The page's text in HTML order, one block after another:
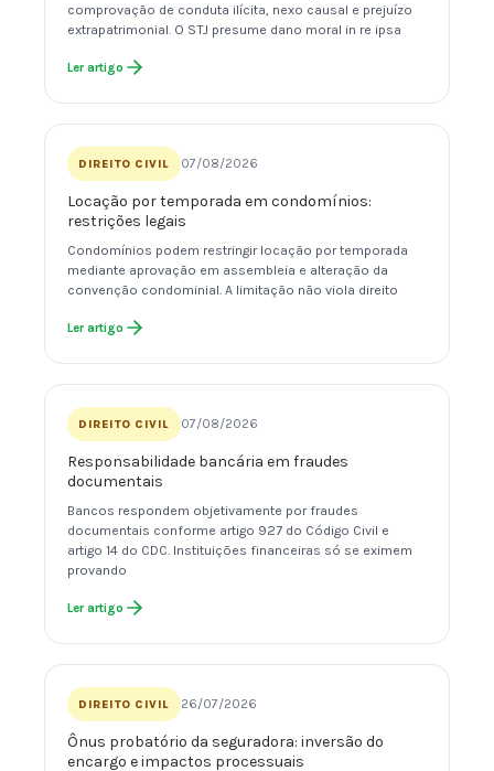
comprovação de conduta ilícita, nexo causal e prejuízo
extrapatrimonial. O STJ presume dano moral in re ipsa
Ler artigo
DIREITO CIVIL 07/08/2026
Locação por temporada em condomínios:
restrições legais
Condomínios podem restringir locação por temporada
mediante aprovação em assembleia e alteração da
convenção condominial. A limitação não viola direito
Ler artigo
DIREITO CIVIL 07/08/2026
Responsabilidade bancária em fraudes
documentais
Bancos respondem objetivamente por fraudes
documentais conforme artigo 927 do Código Civil e
artigo 14 do CDC. Instituições financeiras só se eximem
provando
Ler artigo
DIREITO CIVIL 26/07/2026
Ônus probatório da seguradora: inversão do
encargo e impactos processuais